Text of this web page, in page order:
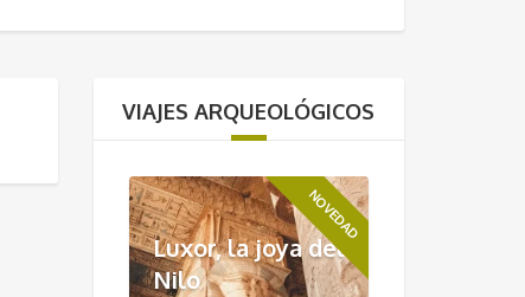
VIAJES ARQUEOLÓGICOS
NOVEDAD
Luxor, la joya del
Nilo